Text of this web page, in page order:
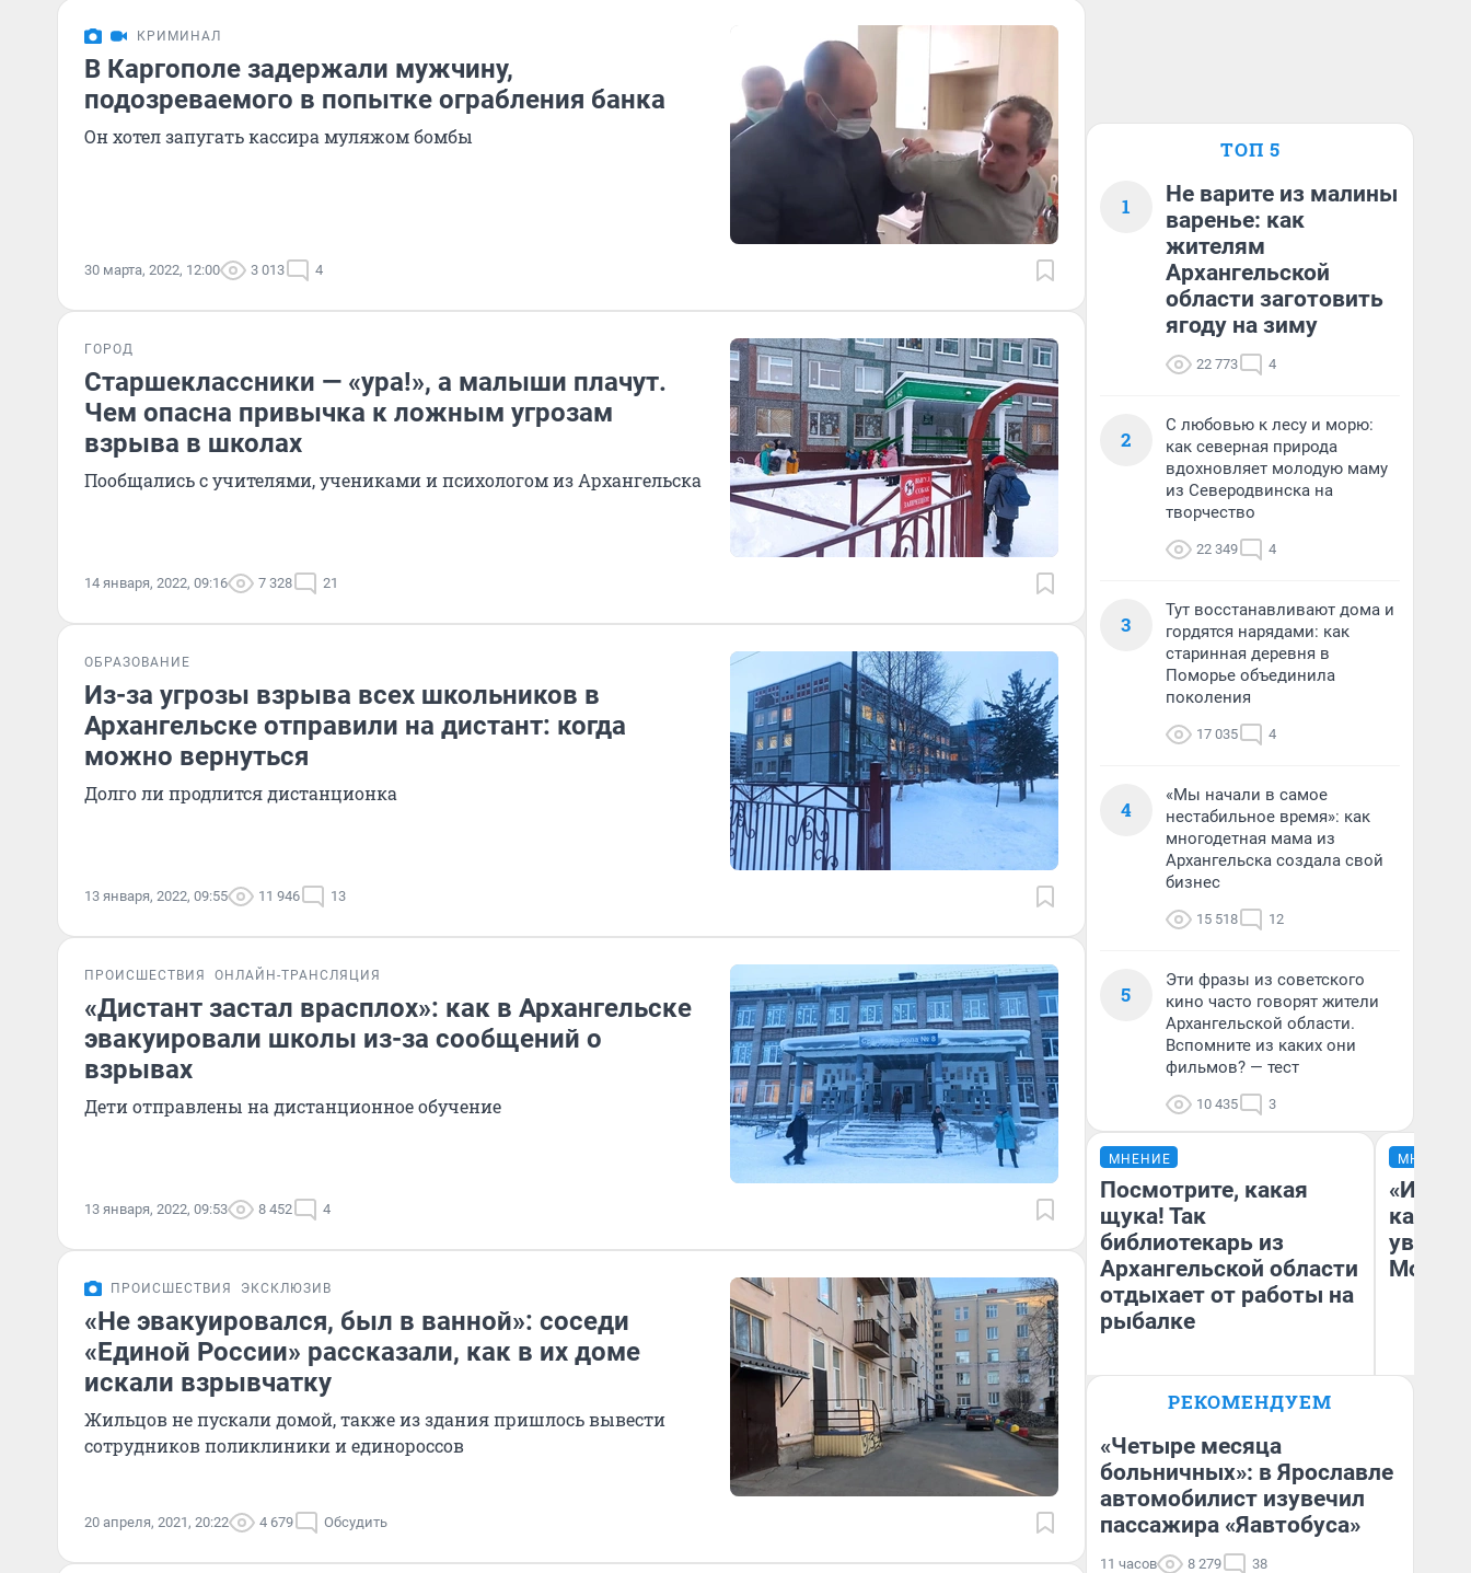
КРИМИНАЛ
В Каргополе задержали мужчину,
подозреваемого в попытке ограбления банка
Он хотел запугать кассира муляжом бомбы
30 марта, 2022, 12:00 3 013 4
ГОРОД
Старшеклассники — «ура!», а малыши плачут.
Чем опасна привычка к ложным угрозам
взрыва в школах
Пообщались с учителями, учениками и психологом из Архангельска
14 января, 2022, 09:16 7 328 21
ОБРАЗОВАНИЕ
Из-за угрозы взрыва всех школьников в
Архангельске отправили на дистант: когда
можно вернуться
Долго ли продлится дистанционка
13 января, 2022, 09:55 11 946 13
ПРОИСШЕСТВИЯ ОНЛАЙН-ТРАНСЛЯЦИЯ
«Дистант застал врасплох»: как в Архангельске
эвакуировали школы из-за сообщений о
взрывах
Дети отправлены на дистанционное обучение
13 января, 2022, 09:53 8 452 4
ПРОИСШЕСТВИЯ ЭКСКЛЮЗИВ
«Не эвакуировался, был в ванной»: соседи
«Единой России» рассказали, как в их доме
искали взрывчатку
Жильцов не пускали домой, также из здания пришлось вывести
сотрудников поликлиники и единороссов
20 апреля, 2021, 20:22 4 679 Обсудить
ТОП 5
1
Не варите из малины
варенье: как
жителям
Архангельской
области заготовить
ягоду на зиму
22 773 4
2
С любовью к лесу и морю:
как северная природа
вдохновляет молодую маму
из Северодвинска на
творчество
22 349 4
3
Тут восстанавливают дома и
гордятся нарядами: как
старинная деревня в
Поморье объединила
поколения
17 035 4
4
«Мы начали в самое
нестабильное время»: как
многодетная мама из
Архангельска создала свой
бизнес
15 518 12
5
Эти фразы из советского
кино часто говорят жители
Архангельской области.
Вспомните из каких они
фильмов? — тест
10 435 3
МНЕНИЕ
Посмотрите, какая
щука! Так
библиотекарь из
Архангельской области
отдыхает от работы на
рыбалке
Ирина Лысцева
области
МНЕНИЕ
каким
РЕКОМЕНДУЕМ
«Четыре месяца
больничных»: в Ярославле
автомобилист изувечил
пассажира «Яавтобуса»
11 часов 8 279 38